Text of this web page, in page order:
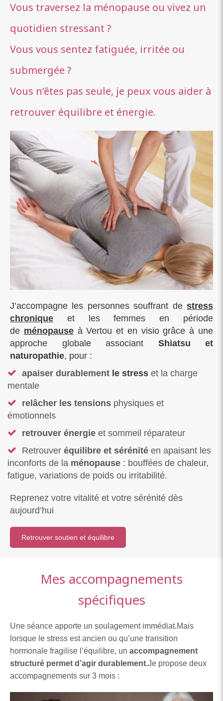
Vous traversez la ménopause ou vivez un
quotidien stressant ?
Vous vous sentez fatiguée, irritée ou
submergée ?
Vous n’êtes pas seule, je peux vous aider à
retrouver équilibre et énergie.
J’accompagne les personnes souffrant de stress
chronique et les femmes en période
de ménopause à Vertou et en visio grâce à une
approche globale associant Shiatsu et
naturopathie, pour :
apaiser durablementle stress et la charge
mentale
relâcher les tensionsphysiques et
émotionnels
retrouver énergieet sommeil réparateur
Retrouver équilibre et sérénitéen apaisant les
inconforts de la ménopause : bouffées de chaleur,
fatigue, variations de poids ou irritabilité.
Reprenez votre vitalité et votre sérénité dès
aujourd’hui
Retrouver soutien et équilibre
Mes accompagnements
spécifiques
Une séance apporte un soulagement immédiat.Mais
lorsque le stress est ancien ou qu’une transition
hormonale fragilise l’équilibre, un accompagnement
structuré permet d’agir durablement.Je propose deux
accompagnements sur 3 mois :